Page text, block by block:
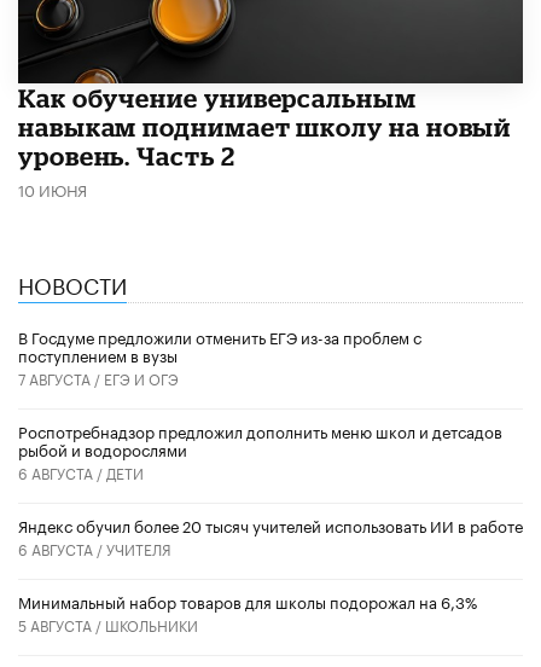
​Как обучение универсальным
навыкам поднимает школу на новый
уровень. Часть 2
10 ИЮНЯ
НОВОСТИ
В Госдуме предложили отменить ЕГЭ из-за проблем с
поступлением в вузы
7 АВГУСТА / ЕГЭ И ОГЭ
Роспотребнадзор предложил дополнить меню школ и детсадов
рыбой и водорослями
6 АВГУСТА / ДЕТИ
​Яндекс обучил более 20 тысяч учителей использовать ИИ в работе
6 АВГУСТА /УЧИТЕЛЯ
Минимальный набор товаров для школы подорожал на 6,3%
5 АВГУСТА / ШКОЛЬНИКИ